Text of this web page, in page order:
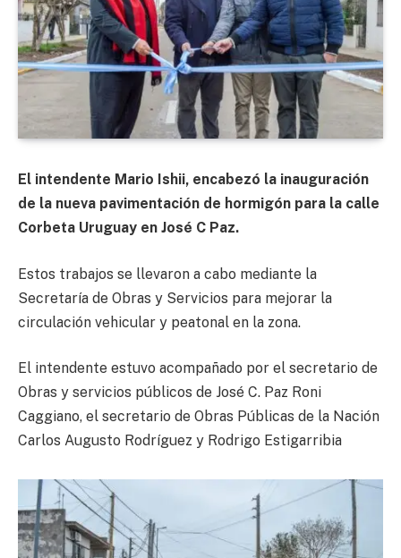
El intendente Mario Ishii, encabezó la inauguración
de la nueva pavimentación de hormigón para la calle
Corbeta Uruguay en José C Paz.
Estos trabajos se llevaron a cabo mediante la
Secretaría de Obras y Servicios para mejorar la
circulación vehicular y peatonal en la zona.
El intendente estuvo acompañado por el secretario de
Obras y servicios públicos de José C. Paz Roni
Caggiano, el secretario de Obras Públicas de la Nación
Carlos Augusto Rodríguez y Rodrigo Estigarribia